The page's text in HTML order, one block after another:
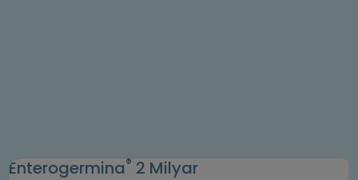
Enterogermina® 2 Milyar​